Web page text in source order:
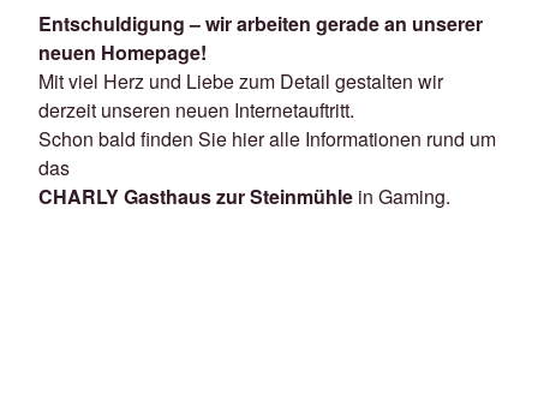
Entschuldigung – wir arbeiten gerade an unserer
neuen Homepage!
Mit viel Herz und Liebe zum Detail gestalten wir
derzeit unseren neuen Internetauftritt.
Schon bald finden Sie hier alle Informationen rund um
das
CHARLY Gasthaus zur Steinmühle in Gaming.